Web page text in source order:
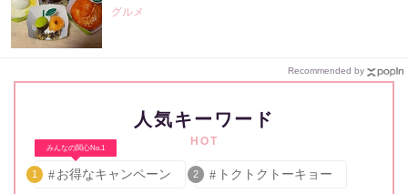
グルメ
Recommended by
人気キーワード
HOT
みんなの関心No.1
1 お得なキャンペーン 2 トクトクトーキョー